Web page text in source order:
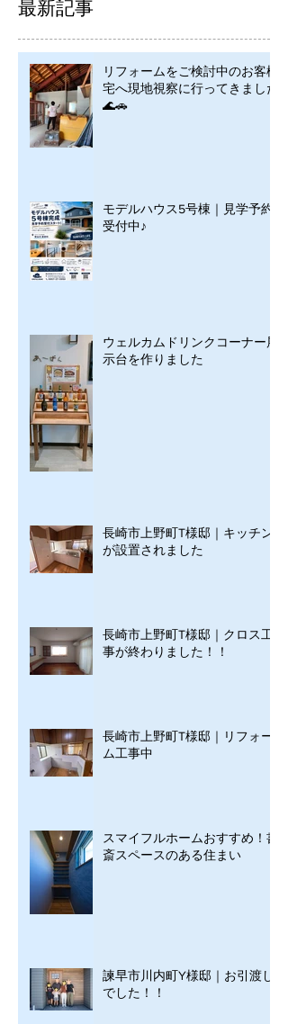
最新記事
リフォームをご検討中のお客様
宅へ現地視察に行ってきました
🌊🚗
モデルハウス5号棟｜見学予約
受付中♪
ウェルカムドリンクコーナー展
示台を作りました
長崎市上野町T様邸｜キッチン
が設置されました
長崎市上野町T様邸｜クロス工
事が終わりました！！
長崎市上野町T様邸｜リフォー
ム工事中
スマイフルホームおすすめ！書
斎スペースのある住まい
諫早市川内町Y様邸｜お引渡し
でした！！